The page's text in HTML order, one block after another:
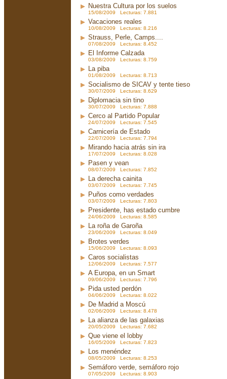
Nuestra Cultura por los suelos
15/08/2009 Lecturas: 7.881
Vacaciones reales
10/08/2009 Lecturas: 8.216
Strauss, Perle, Camps....
07/08/2009 Lecturas: 8.452
El Informe Calzada
03/08/2009 Lecturas: 8.759
La piba
01/08/2009 Lecturas: 8.713
Socialismo de SICAV y tente tieso
30/07/2009 Lecturas: 8.629
Diplomacia sin tino
30/07/2009 Lecturas: 7.888
Cerco al Partido Popular
24/07/2009 Lecturas: 7.545
Carnicería de Estado
22/07/2009 Lecturas: 7.794
Mirando hacia atrás sin ira
17/07/2009 Lecturas: 8.028
Pasen y vean
08/07/2009 Lecturas: 7.852
La derecha cainita
03/07/2009 Lecturas: 7.745
Puños como verdades
03/07/2009 Lecturas: 7.803
Presidente, has estado cumbre
24/06/2009 Lecturas: 8.585
La roña de Garoña
23/06/2009 Lecturas: 8.049
Brotes verdes
15/06/2009 Lecturas: 8.093
Caros socialistas
12/06/2009 Lecturas: 7.577
A Europa, en un Smart
09/06/2009 Lecturas: 7.796
Pida usted perdón
04/06/2009 Lecturas: 8.022
De Madrid a Moscú
02/06/2009 Lecturas: 8.478
La alianza de las galaxias
20/05/2009 Lecturas: 7.682
Que viene el lobby
16/05/2009 Lecturas: 7.823
Los menéndez
08/05/2009 Lecturas: 8.253
Semáforo verde, semáforo rojo
07/05/2009 Lecturas: 8.903